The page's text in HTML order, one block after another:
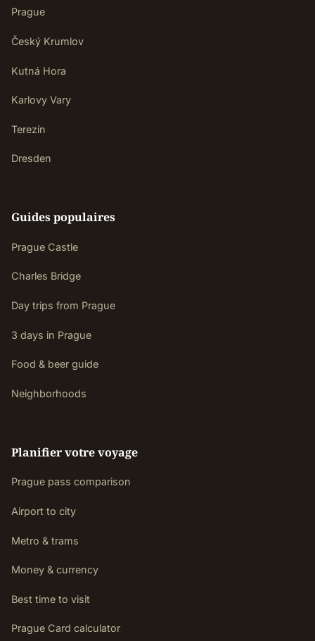
Prague
Český Krumlov
Kutná Hora
Karlovy Vary
Terezín
Dresden
Guides populaires
Prague Castle
Charles Bridge
Day trips from Prague
3 days in Prague
Food & beer guide
Neighborhoods
Planifier votre voyage
Prague pass comparison
Airport to city
Metro & trams
Money & currency
Best time to visit
Prague Card calculator